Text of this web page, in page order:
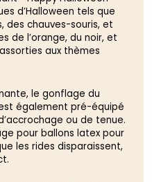
d’Halloween tels que
des chauves-souris, et
de l’orange, du noir, et
aux thèmes
le gonflage du
également pré-équipé
ou de tenue.
pour ballons latex pour
les rides disparaissent,